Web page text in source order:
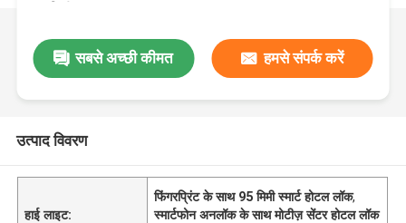
सबसे अच्छी कीमत हमसे संपर्क करें
उत्पाद विवरण
हाई लाइट:
फिंगरप्रिंट के साथ 95 मिमी स्मार्ट होटल लॉक,
स्मार्टफोन अनलॉक के साथ मोटीज़ सेंटर होटल लॉक